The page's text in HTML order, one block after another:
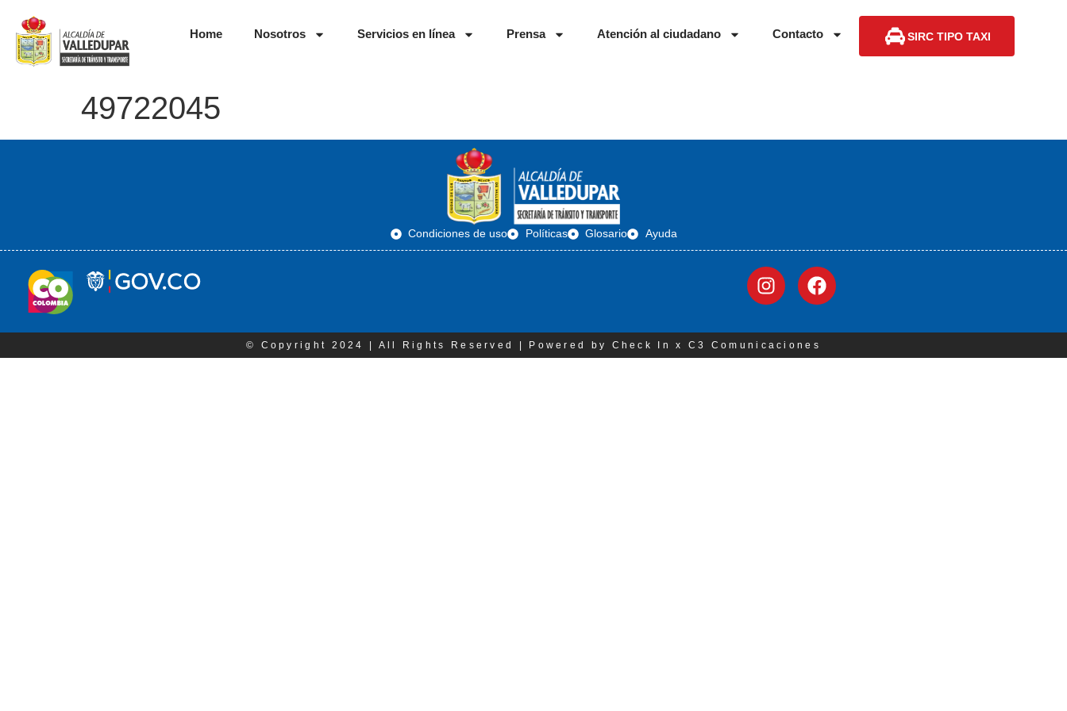
Home Nosotros Servicios en línea Prensa Atención al ciudadano Contacto SIRC TIPO TAXI
49722045
Condiciones de uso Políticas Glosario Ayuda
© Copyright 2024 | All Rights Reserved | Powered by Check In x C3 Comunicaciones